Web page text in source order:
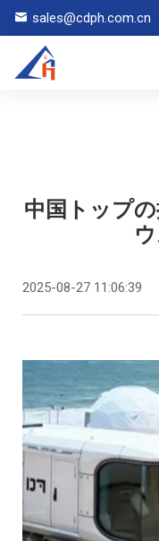
sales@cdph.com.cn
中国トップ
2025-08-27 11:06:39